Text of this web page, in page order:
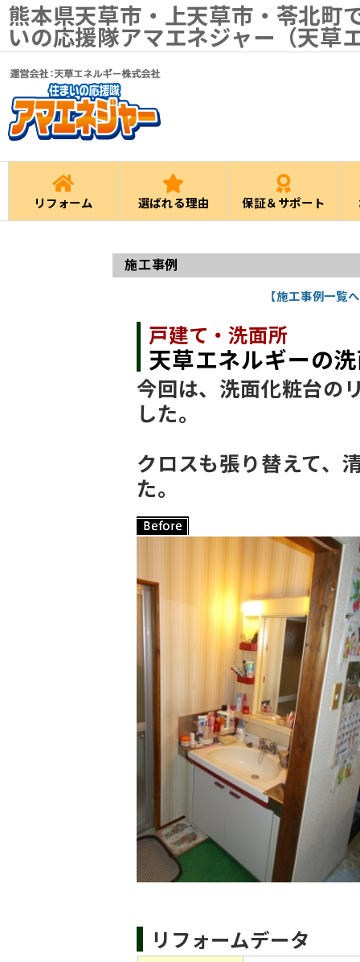
熊本県天草市・上天草市・苓北町
いの応援隊アマエネジャー（天草
リフォーム 選ばれる理由 保証＆サポート
施工事例
【施工事例一覧
戸建て・洗面所
天草エネルギーの
今回は、洗面化粧台の
した。
クロスも張り替えて、
た。
リフォームデータ